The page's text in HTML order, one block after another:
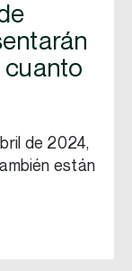
cuanto
de 2024,
están